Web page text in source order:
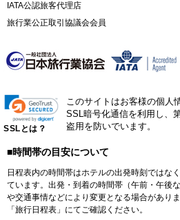
IATA公認旅客代理店
旅行業公正取引協議会会員
SSLとは？
このサイトはお客様の個人
SSL暗号化通信を利用し、
盗用を防いでいます。
■時間帯の目安について
日程表内の時間帯はホテルの出発時刻ではな
ています。出発・到着の時間帯（午前・午後
や交通事情などにより変更となる場合があり
「旅行日程表」にてご確認ください。